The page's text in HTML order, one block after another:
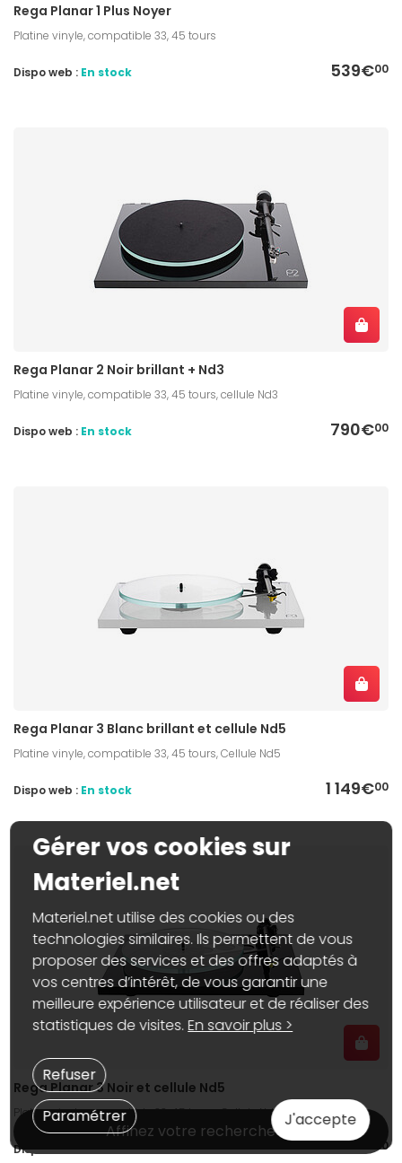
Rega Planar 1 Plus Noyer
Platine vinyle, compatible 33, 45 tours
539€00
Dispo web : En stock
Rega Planar 2 Noir brillant + Nd3
Platine vinyle, compatible 33, 45 tours, cellule Nd3
790€00
Dispo web : En stock
Rega Planar 3 Blanc brillant et cellule Nd5
Platine vinyle, compatible 33, 45 tours, Cellule Nd5
1 149€00
Dispo web : En stock
Rega Planar 3 Noir et cellule Nd5
Platine vinyle, compatible 33, 45 tours, Cellule Nd5
1 149€ 00
Dispo web :En stock
Affinez votre recherche
Gérer vos cookies sur
Materiel.net
Materiel.net utilise des cookies ou des
technologies similaires. Ils permettent de vous
proposer des services et des offres adaptés à
vos centres d’intérêt, de vous garantir une
meilleure expérience utilisateur et de réaliser des
statistiques de visites.En savoir plus >
J'accepte
Paramétrer
Refuser